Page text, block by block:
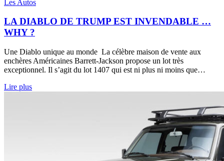
Les Autos
LA DIABLO DE TRUMP EST INVENDABLE …
WHY ?
Une Diablo unique au monde La célèbre maison de vente aux
enchères Américaines Barrett-Jackson propose un lot très
exceptionnel. Il s’agit du lot 1407 qui est ni plus ni moins que…
Lire plus